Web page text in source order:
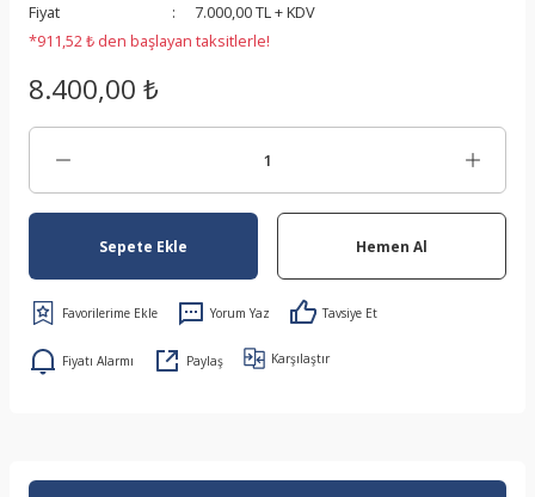
Fiyat
7.000,00 TL + KDV
*911,52 ₺ den başlayan taksitlerle!
8.400,00 ₺
Sepete Ekle Hemen Al
Yorum Yaz Tavsiye Et
Fiyatı Alarmı Paylaş Karşılaştır